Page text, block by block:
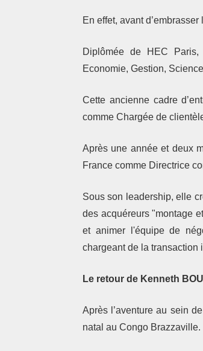
En effet, avant
Diplômée de HEC
Economie, Gestion,
Cette ancienne cadre
comme Chargée de
Après une année et deux
France comme Directrice
Sous son leadership, elle
des acquéreurs "montage
et animer l'équipe de
chargeant de la transaction
Le retour de Kenneth
Après l’aventure au sein
natal au Congo Brazzaville.